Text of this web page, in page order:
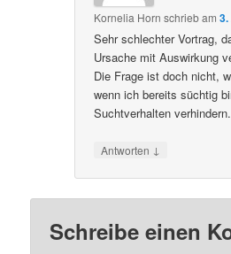
Kornelia Horn schriebam
Sehr schlechter Vortrag,
Ursache mit Auswirkung
Die Frage ist doch nicht,
wenn ich bereits süchtig
Suchtverhalten verhindern.
Antworten ↓
Schreibe einen